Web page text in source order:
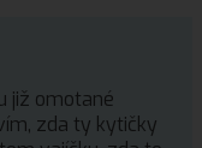
již omotané
zda ty kytičky